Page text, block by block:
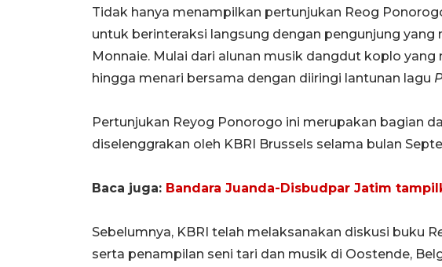
Tidak hanya menampilkan pertunjukan Reog
untuk berinteraksi langsung dengan pengunjung yang
Monnaie. Mulai dari alunan musik dangdut koplo
hingga menari bersama dengan diiringi lantunan lagu
Pertunjukan Reyog Ponorogo ini merupakan bagian
diselenggrakan oleh KBRI Brussels selama bulan
Baca juga: Bandara Juanda-Disbudpar Jatim
Sebelumnya, KBRI telah melaksanakan diskusi buku R
serta penampilan seni tari dan musik di Oostende,